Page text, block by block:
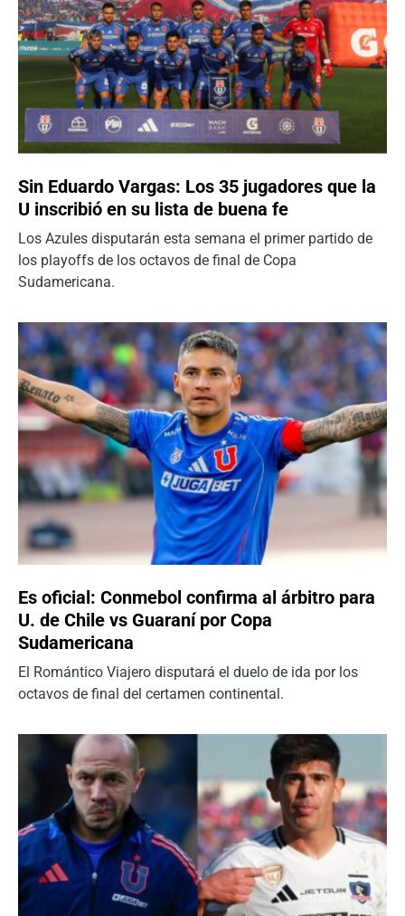
Sin Eduardo Vargas: Los 35 jugadores que la
U inscribió en su lista de buena fe
Los Azules disputarán esta semana el primer partido de
los playoffs de los octavos de final de Copa
Sudamericana.
Es oficial: Conmebol confirma al árbitro para
U. de Chile vs Guaraní por Copa
Sudamericana
El Romántico Viajero disputará el duelo de ida por los
octavos de final del certamen continental.